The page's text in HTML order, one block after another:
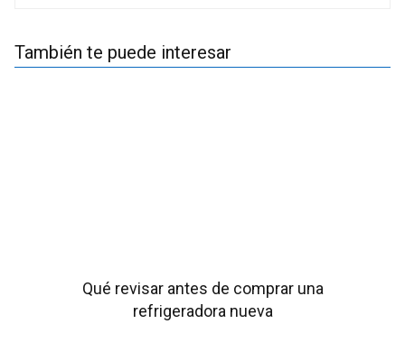
También te puede interesar
Qué revisar antes de comprar una
refrigeradora nueva